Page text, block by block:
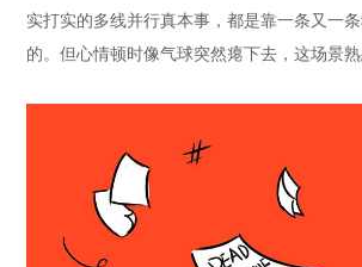
实打实的多线并行真本事，都是靠一条又一
的。但心情顿时像气球突然瘪下去，这场景熟